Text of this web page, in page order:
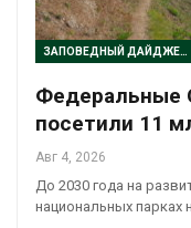
ЗАПОВЕДНЫЙ ДАЙДЖЕСТ
Федеральные
посетили 11
Авг 4, 2026
До 2030 года на
национальных парках